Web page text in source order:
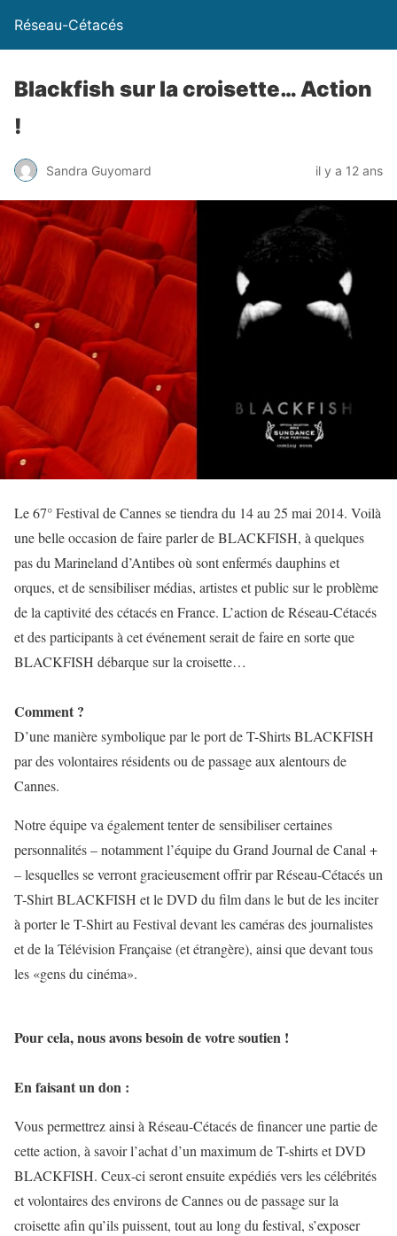
Réseau-Cétacés
Blackfish sur la croisette… Action
!
Sandra Guyomard il y a 12 ans
Le 67° Festival de Cannes se tiendra du 14 au 25 mai 2014. Voilà
une belle occasion de faire parler de BLACKFISH, à quelques
pas du Marineland d’Antibes où sont enfermés dauphins et
orques, et de sensibiliser médias, artistes et public sur le problème
de la captivité des cétacés en France. L’action de Réseau-Cétacés
et des participants à cet événement serait de faire en sorte que
BLACKFISH débarque sur la croisette…
Comment ?
D’une manière symbolique par le port de T-Shirts BLACKFISH
par des volontaires résidents ou de passage aux alentours de
Cannes.
Notre équipe va également tenter de sensibiliser certaines
personnalités – notamment l’équipe du Grand Journal de Canal +
– lesquelles se verront gracieusement offrir par Réseau-Cétacés un
T-Shirt BLACKFISH et le DVD du film dans le but de les inciter
à porter le T-Shirt au Festival devant les caméras des journalistes
et de la Télévision Française (et étrangère), ainsi que devant tous
les «gens du cinéma».
Pour cela, nous avons besoin de votre soutien !
En faisant un don :
Vous permettrez ainsi à Réseau-Cétacés de financer une partie de
cette action, à savoir l’achat d’un maximum de T-shirts et DVD
BLACKFISH. Ceux-ci seront ensuite expédiés vers les célébrités
et volontaires des environs de Cannes ou de passage sur la
croisette afin qu’ils puissent, tout au long du festival, s’exposer